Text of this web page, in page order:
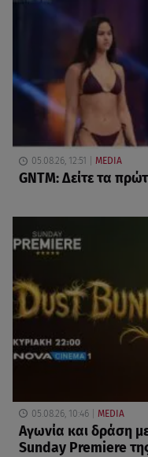
05.08.26, 12:51 MEDIA
GNTM: Δείτε τα
05.08.26, 10:46 MEDIA
Αγωνία και δράση
Sunday Premiere